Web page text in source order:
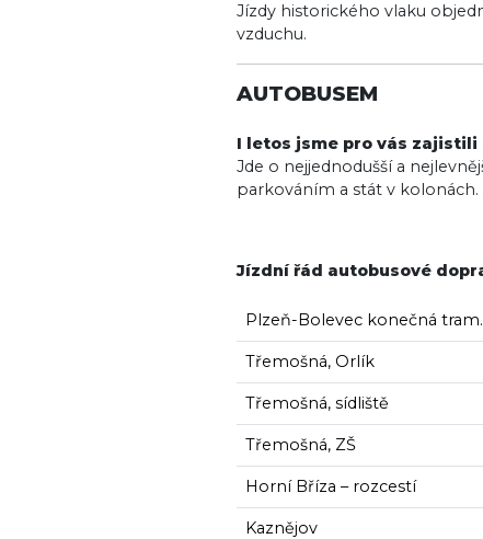
Jízdy historického vlaku
vzduchu.
AUTOBUSEM
I letos jsme pro vás
Jde o nejjednodušší a
parkováním a stát v kolonách.
Jízdní řád autobusové
Plzeň-Bolevec konečná tram.
Třemošná, Orlík
Třemošná, sídliště
Třemošná, ZŠ
Horní Bříza – rozcestí
Kaznějov